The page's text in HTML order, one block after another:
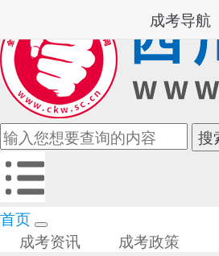
首页
成考资讯
成考政策
成考导航